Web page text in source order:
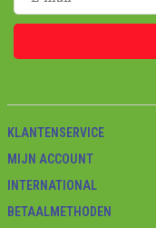
KLANTENSERVICE
MIJN ACCOUNT
INTERNATIONAL
BETAALMETHODEN